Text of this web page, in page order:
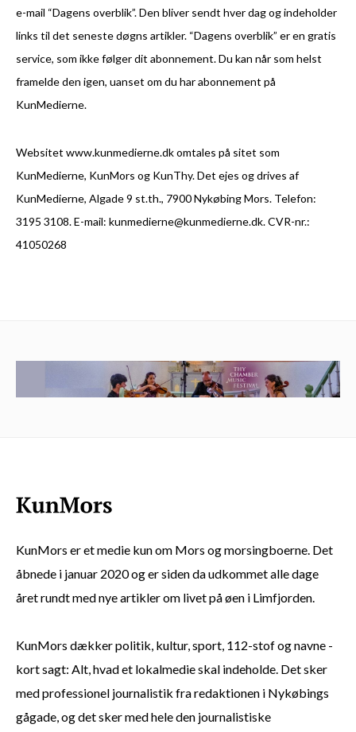
e-mail “Dagens overblik”. Den bliver sendt hver dag og indeholder
links til det seneste døgns artikler. “Dagens overblik” er en gratis
service, som ikke følger dit abonnement. Du kan når som helst
framelde den igen, uanset om du har abonnement på
KunMedierne.
Websitet www.kunmedierne.dk omtales på sitet som
KunMedierne, KunMors og KunThy. Det ejes og drives af
KunMedierne, Algade 9 st.th., 7900 Nykøbing Mors. Telefon:
3195 3108. E-mail: kunmedierne@kunmedierne.dk. CVR-nr.:
41050268
KunMors er et medie kun om Mors og morsingboerne. Det
åbnede i januar 2020 og er siden da udkommet alle dage
året rundt med nye artikler om livet på øen i Limfjorden.
KunMors dækker politik, kultur, sport, 112-stof og navne -
kort sagt: Alt, hvad et lokalmedie skal indeholde. Det sker
med professionel journalistik fra redaktionen i Nykøbings
gågade, og det sker med hele den journalistiske